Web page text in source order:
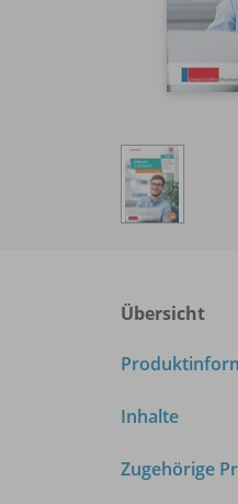
Übersicht
Inhalte
Zugehörige